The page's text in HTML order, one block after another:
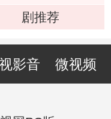
剧推荐
影音 微视频